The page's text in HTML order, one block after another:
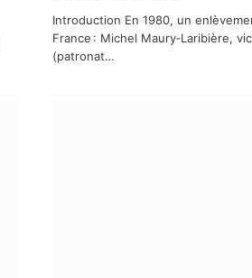
Introduction En 1980, un
France : Michel Maury‑Laribière,
(patronat…